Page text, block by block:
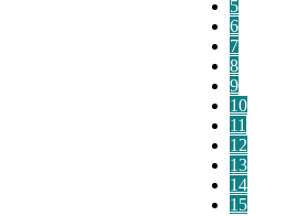
5
6
7
8
9
10
11
12
13
14
15